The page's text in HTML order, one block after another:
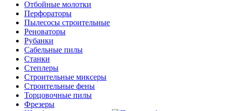
Отбойные молотки
Перфораторы
Пылесосы строительные
Реноваторы
Рубанки
Сабельные пилы
Станки
Степлеры
Строительные миксеры
Строительные фены
Торцовочные пилы
Фрезеры